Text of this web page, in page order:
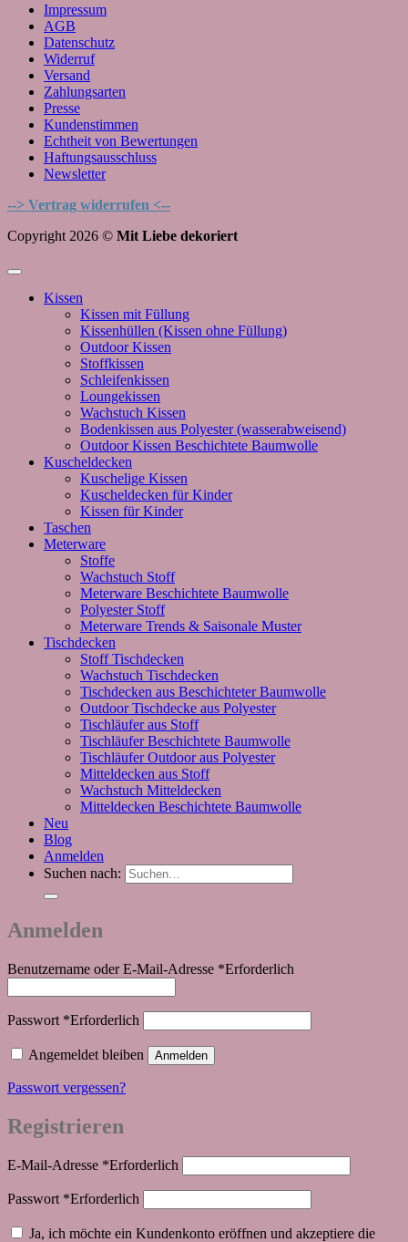
Impressum
AGB
Datenschutz
Widerruf
Versand
Zahlungsarten
Presse
Kundenstimmen
Echtheit von Bewertungen
Haftungsausschluss
Newsletter
--> Vertrag widerrufen <--
Copyright 2026 © Mit Liebe dekoriert
Kissen
Kissen mit Füllung
Kissenhüllen (Kissen ohne Füllung)
Outdoor Kissen
Stoffkissen
Schleifenkissen
Loungekissen
Wachstuch Kissen
Bodenkissen aus Polyester (wasserabweisend)
Outdoor Kissen Beschichtete Baumwolle
Kuscheldecken
Kuschelige Kissen
Kuscheldecken für Kinder
Kissen für Kinder
Taschen
Meterware
Stoffe
Wachstuch Stoff
Meterware Beschichtete Baumwolle
Polyester Stoff
Meterware Trends & Saisonale Muster
Tischdecken
Stoff Tischdecken
Wachstuch Tischdecken
Tischdecken aus Beschichteter Baumwolle
Outdoor Tischdecke aus Polyester
Tischläufer aus Stoff
Tischläufer Beschichtete Baumwolle
Tischläufer Outdoor aus Polyester
Mitteldecken aus Stoff
Wachstuch Mitteldecken
Mitteldecken Beschichtete Baumwolle
Neu
Blog
Anmelden
Suchen nach:
Anmelden
Benutzername oder E-Mail-Adresse *Erforderlich
Passwort *Erforderlich
Angemeldet bleiben Anmelden
Passwort vergessen?
Registrieren
E-Mail-Adresse *Erforderlich
Passwort *Erforderlich
Ja, ich möchte ein Kundenkonto eröffnen und akzeptiere die